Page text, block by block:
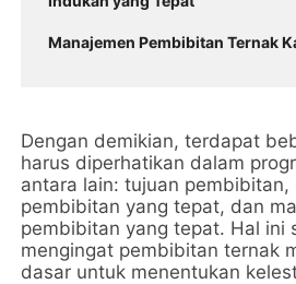
Manajemen Pembibitan Ternak
Dengan demikian, terdapat
harus diperhatikan dalam
antara lain: tujuan pembibitan,
pembibitan yang tepat, dan
pembibitan yang tepat. Hal ini
mengingat pembibitan ternak
dasar untuk menentukan